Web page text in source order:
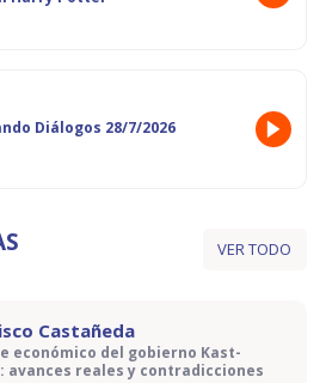
Diálogos 28/7/2026
VER TODO
Castañeda
económico del gobierno Kast-
avances reales y contradicciones